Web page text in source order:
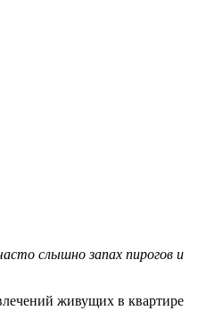
слышно запах пирогов и
живущих в квартире